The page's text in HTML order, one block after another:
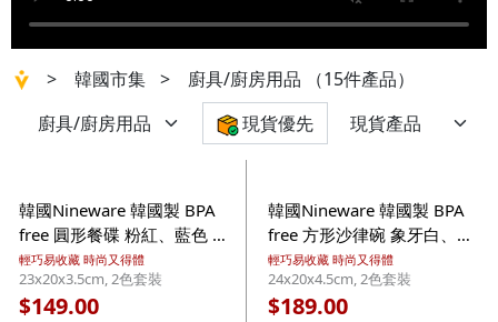
> 韓國市集 > 廚具/廚房用品 （15件產品）
現貨優先
韓國Nineware 韓國製 BPA
free 圓形餐碟 粉紅、藍色 2
件裝【市集世界 - 韓國市
集】
輕巧易收藏 時尚又得體
23x20x3.5cm, 2色套裝
$149.00
韓國Nineware 韓國製 BPA
free 方形沙律碗 象牙白、灰
色 2件裝【市集世界 - 韓國
市集】
輕巧易收藏 時尚又得體
24x20x4.5cm, 2色套裝
$189.00